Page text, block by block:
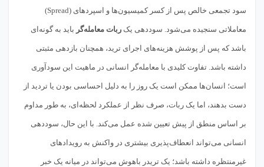
سود تجمعی خالص پس از کسر کمیسیون‌ها و اسپردهای (Spread)
معاملاتی سنجیده می‌شود. سوددهی یک ربات معامله‌گر باید به گونه‌ای
باشد که پس از پوشش هزینه‌های اجرای ترید، همچنان بازدهی مثبتی
داشته باشد. تفاوت کلیدی با معامله‌گر انسانی در ماهیت این سودآوری
است؛ انسان‌ها ممکن است یک روز را به دلیل احساسی بودن یا تردید از
دست بدهند، اما یک ربات، صرف نظر از عملکرد لحظه‌ای، به طور مداوم
بر اساس منطق از پیش تعیین شده عمل می‌کند. با این حال، سوددهی
انسانی می‌تواند انعطاف‌پذیری بیشتری در واکنش به رویدادهای
غیرمنتظره داشته باشد؛ یک تریدر باهوش می‌تواند در میانه یک خبر